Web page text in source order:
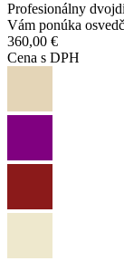
Profesionálny
Vám ponúka
360,00 €
Cena s DPH